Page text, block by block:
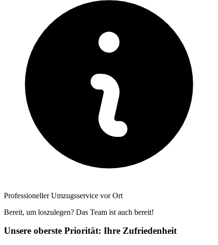
Professioneller Umzugsservice vor Ort
Bereit, um loszulegen? Das Team ist auch bereit!
Unsere oberste Priorität: Ihre Zufriedenheit